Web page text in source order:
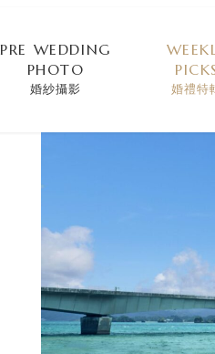
PRE WEDDING
PHOTO
婚紗攝影 婚禮特